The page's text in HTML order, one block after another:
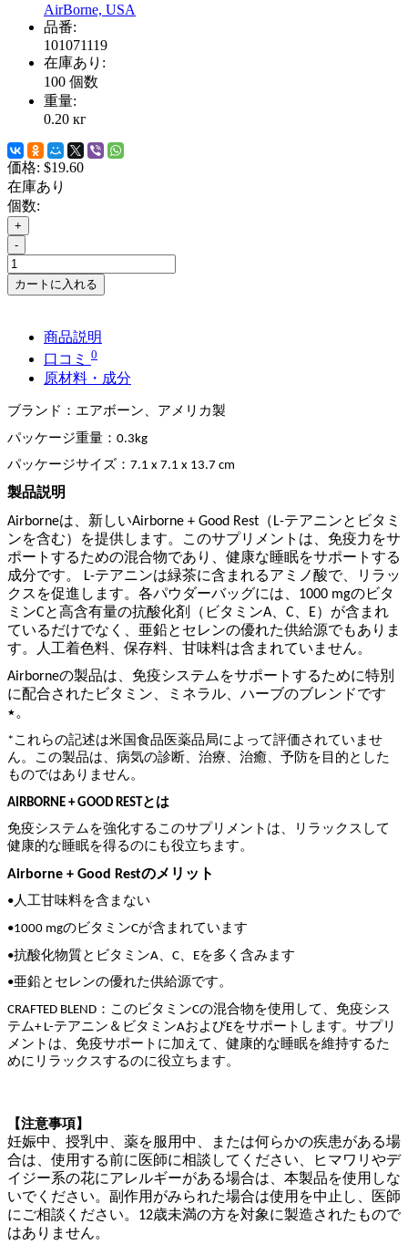
AirBorne, USA
品番:
101071119
在庫あり:
100 個数
重量:
0.20 кг
価格: $19.60
在庫あり
個数:
+
-
カートに入れる
商品説明
口コミ 0
原材料・成分
ブランド：エアボーン、アメリカ製
パッケージ重量：0.3kg
パッケージサイズ：7.1 x 7.1 x 13.7 cm
製品説明
Airborneは、新しいAirborne + Good Rest（L-テアニンとビタミ
ンを含む）を提供します。このサプリメントは、免疫力をサ
ポートするための混合物であり、健康な睡眠をサポートする
成分です。 L-テアニンは緑茶に含まれるアミノ酸で、リラッ
クスを促進します。各パウダーバッグには、1000 mgのビタ
ミンCと高含有量の抗酸化剤（ビタミンA、C、E）が含まれ
ているだけでなく、亜鉛とセレンの優れた供給源でもありま
す。人工着色料、保存料、甘味料は含まれていません。
Airborneの製品は、免疫システムをサポートするために特別
に配合されたビタミン、ミネラル、ハーブのブレンドです
٭。
*これらの記述は米国食品医薬品局によって評価されていませ
ん。この製品は、病気の診断、治療、治癒、予防を目的とした
ものではありません。
AIRBORNE + GOOD RESTとは
免疫システムを強化するこのサプリメントは、リラックスして
健康的な睡眠を得るのにも役立ちます。
Airborne + Good Restのメリット
•人工甘味料を含まない
•1000 mgのビタミンCが含まれています
•抗酸化物質とビタミンA、C、Eを多く含みます
•亜鉛とセレンの優れた供給源です。
CRAFTED BLEND：このビタミンCの混合物を使用して、免疫シス
テム+ L-テアニン＆ビタミンAおよびEをサポートします。サプリ
メントは、免疫サポートに加えて、健康的な睡眠を維持するた
めにリラックスするのに役立ちます。
【注意事項】
妊娠中、授乳中、薬を服用中、または何らかの疾患がある場
合は、使用する前に医師に相談してください、ヒマワリやデ
イジー系の花にアレルギーがある場合は、本製品を使用しな
いでください。副作用がみられた場合は使用を中止し、医師
にご相談ください。12歳未満の方を対象に製造されたもので
はありません。